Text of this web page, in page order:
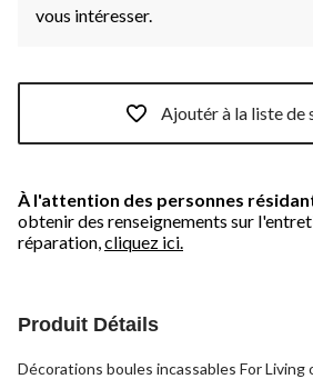
vous intéresser.
Ajoutér à la liste de
À l'attention des personnes
obtenir des renseignements sur
réparation, cliquez ici.
Produit Détails
Décorations boules incassables For